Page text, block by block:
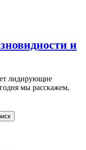
и
лидирующие
мы расскажем,